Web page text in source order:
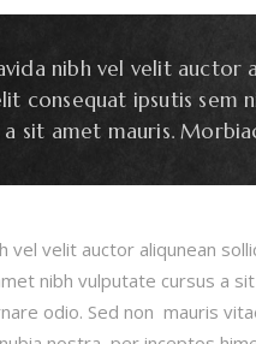
nibh vel velit auctor
consequat ipsutis sem
sit amet mauris.
vel velit auctor aliqunean
nibh vulputate cursus a
odio. Sed non mauris